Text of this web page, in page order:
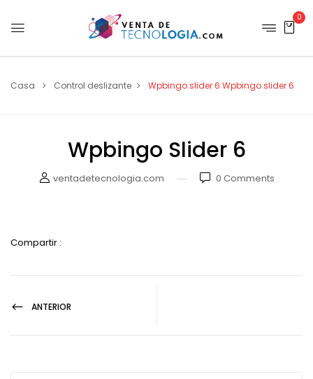
0
Casa Control deslizante Wpbingo slider 6 Wpbingo slider 6
Wpbingo Slider 6
ventadetecnologia.com 0 Comments
Compartir :
ANTERIOR